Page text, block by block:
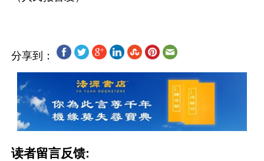
分享到：
读者留言反馈: